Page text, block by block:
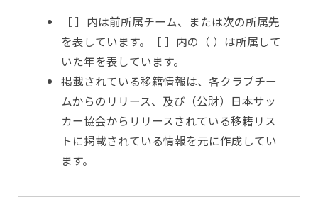
［ ］内は前所属チーム、または次の所属先
を表しています。［ ］内の（ ）は所属して
いた年を表しています。
掲載されている移籍情報は、各クラブチー
ムからのリリース、及び（公財）日本サッ
カー協会からリリースされている移籍リス
トに掲載されている情報を元に作成してい
ます。